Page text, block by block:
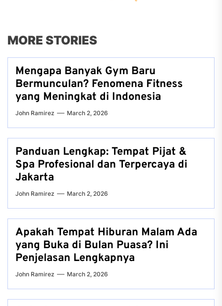
MORE STORIES
Mengapa Banyak Gym Baru
Bermunculan? Fenomena Fitness
yang Meningkat di Indonesia
John Ramirez March 2, 2026
Panduan Lengkap: Tempat Pijat &
Spa Profesional dan Terpercaya di
Jakarta
John Ramirez March 2, 2026
Apakah Tempat Hiburan Malam Ada
yang Buka di Bulan Puasa? Ini
Penjelasan Lengkapnya
John Ramirez March 2, 2026